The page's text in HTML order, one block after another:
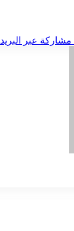
مشاركة عبر البريد